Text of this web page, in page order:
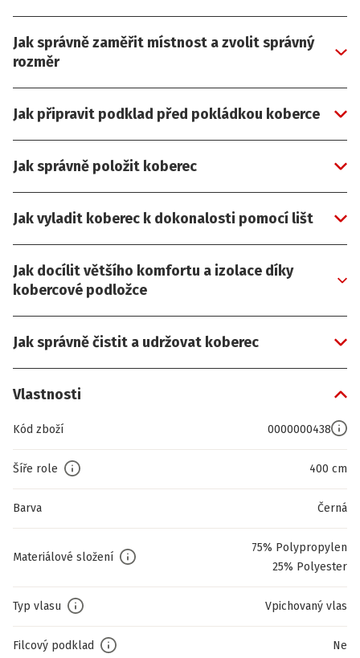
Jak správně zaměřit místnost a zvolit správný
rozměr
Jak připravit podklad před pokládkou koberce
Jak správně položit koberec
Jak vyladit koberec k dokonalosti pomocí lišt
Jak docílit většího komfortu a izolace díky
kobercové podložce
Jak správně čistit a udržovat koberec
Vlastnosti
Kód zboží 0000000438
Šíře role 400 cm
Barva Černá
Materiálové složení
75% Polypropylen
25% Polyester
Typ vlasu Vpichovaný vlas
Filcový podklad Ne